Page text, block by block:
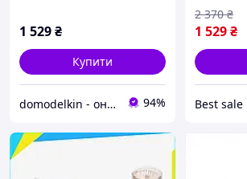
1 529₴
Купити
domodelkin - онлайн маркет товарів для дому 94%
1 529₴
2 370 ₴
Best sale